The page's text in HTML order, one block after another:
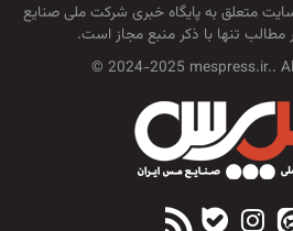
متعلق به پایگاه خبری شرکت ملی صنایع
مطالب تنها با ذکر منبع مجاز است.
© 2024-2025 mespress.ir..